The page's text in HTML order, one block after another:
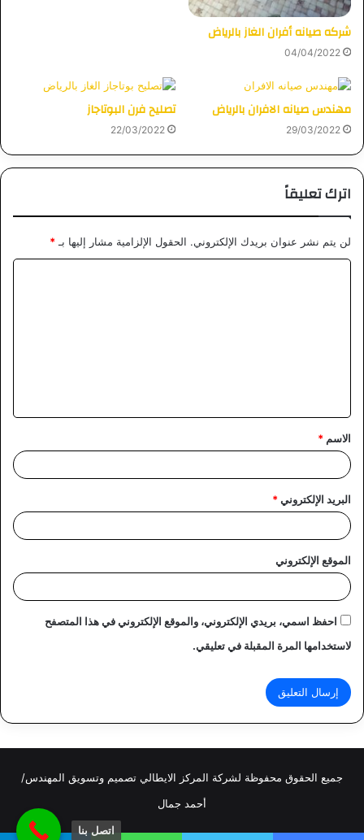
شركه صيانه أفران الغاز بالرياض
04/04/2022
مهندس صيانه الافران بالرياض
29/03/2022
تصليح فرن البوتاجاز
22/03/2022
اترك تعليقاً
لن يتم نشر عنوان بريدك الإلكتروني. الحقول الإلزامية مشار إليها بـ *
ق
*
الاسم *
البريد الإلكتروني*
الموقع الإلكتروني
احفظ اسمي، بريدي الإلكتروني، والموقع الإلكتروني في هذا المتصفح
لاستخدامها المرة المقبلة في تعليقي.
جميع الحقوق محفوظة لشركة المركز الايطالي تصميم وتسويق المهندس/
أحمد جمال
اتصل بنا